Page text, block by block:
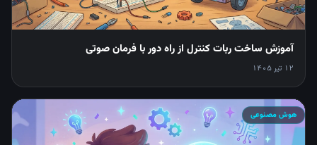
آموزش ساخت ربات کنترل از راه دور با فرمان صوتی
12 تیر 1405
هوش مصنوعی